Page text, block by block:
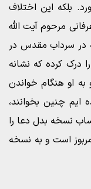
بلکه این اختلاف
مرحوم آیت الله
در سرداب مقدس در
درک کرده که نشانه
به او هنگام خواندن
ایم چنین بخوانند،
نسخه بدل دعا را
است و به نسخه